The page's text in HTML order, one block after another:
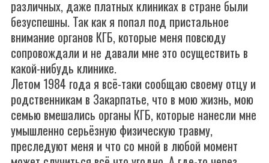
различных, даже платных клиниках в стране были
безуспешны. Так как я попал под пристальное
внимание органов КГБ, которые меня повсюду
сопровождали и не давали мне это осуществить в
какой-нибудь клинике.
Летом 1984 года я всё-таки сообщаю своему отцу и
родственникам в Закарпатье, что в мою жизнь, мою
семью вмешались органы КГБ, которые нанесли мне
умышленно серьёзную физическую травму,
преследуют меня и что со мной в любой момент